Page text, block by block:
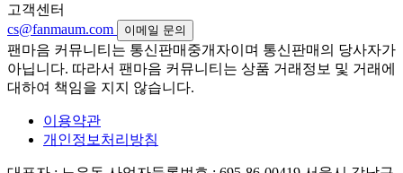
고객센터
cs@fanmaum.com
이메일 문의
팬마음 커뮤니티는 통신판매중개자이며 통신판매의 당사자가
아닙니다. 따라서 팬마음 커뮤니티는 상품 거래정보 및 거래에
대하여 책임을 지지 않습니다.
이용약관
개인정보처리방침